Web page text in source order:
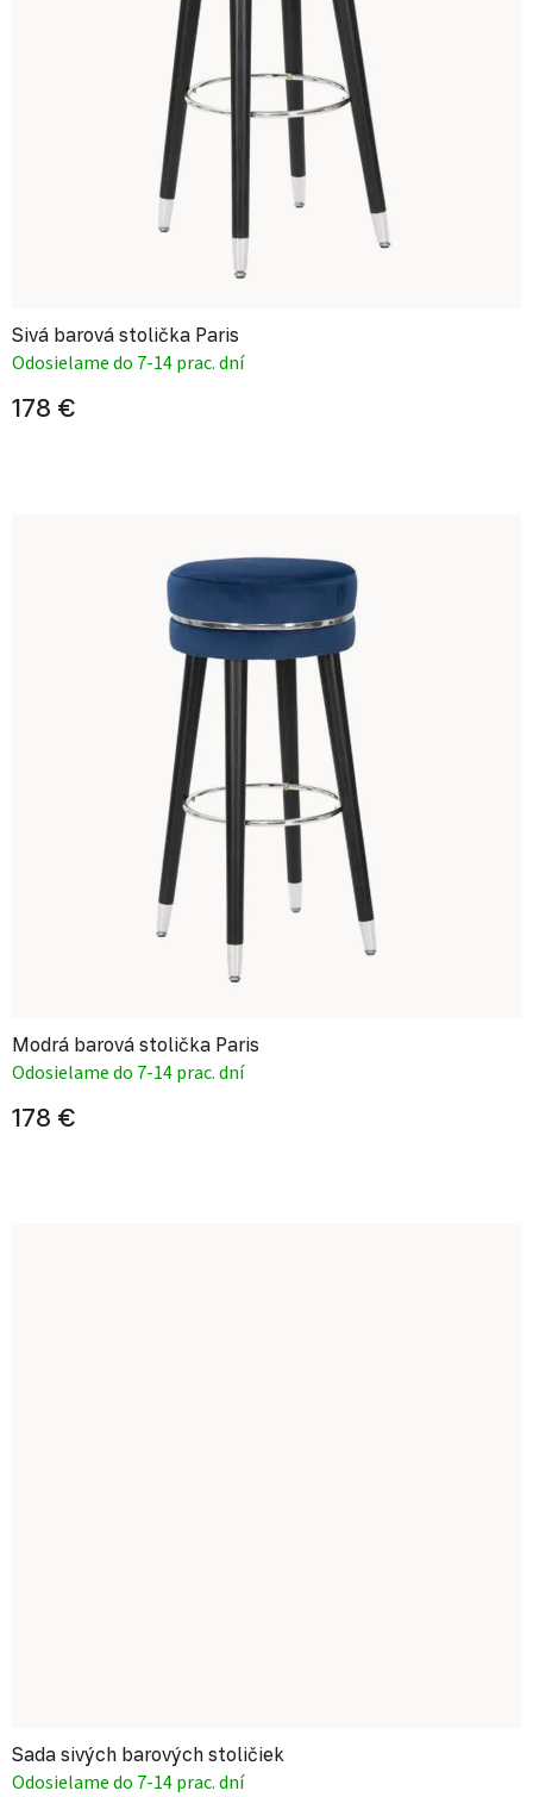
Sivá barová stolička Paris
Odosielame do 7-14 prac. dní
178 €
Modrá barová stolička Paris
Odosielame do 7-14 prac. dní
178 €
Sada sivých barových stoličiek
Odosielame do 7-14 prac. dní